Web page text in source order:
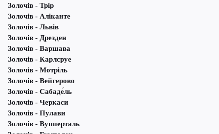
Золочів - Трір
Золочів - Аліканте
Золочів - Львів
Золочів - Дрезден
Золочів - Варшава
Золочів - Карлсруе
Золочів - Мотріль
Золочів - Вейгерово
Золочів - Сабаде́ль
Золочів - Черкаси
Золочів - Пулави
Золочів - Вупперталь